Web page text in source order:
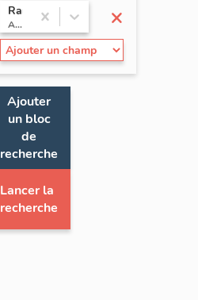
×
Randan
Auvergne / Puy-de-Dôme
Ajouter
un bloc
de
recherche
Lancer la
recherche